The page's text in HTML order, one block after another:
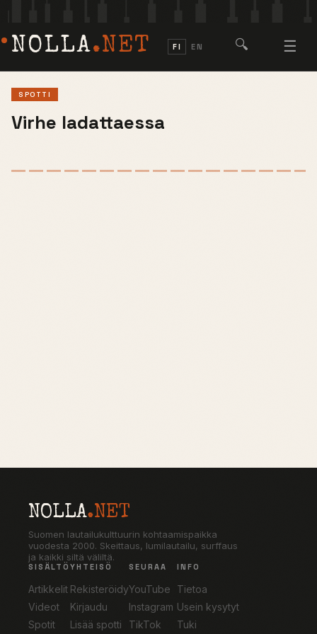
NOLLA.NET FI EN 🔍 ☰
SPOTTI
Virhe ladattaessa
NOLLA.NET
Suomen lautailukulttuurin kohtaamispaikka
vuodesta 2000. Skeittaus, lumilautailu, surffaus
ja kaikki siltä väliltä.
SISÄLTÖ
Artikkelit
Videot
Spotit
YHTEISÖ
Rekisteröidy
Kirjaudu
Lisää spotti
SEURAA
YouTube
Instagram
TikTok
INFO
Tietoa
Usein kysytyt
Tuki